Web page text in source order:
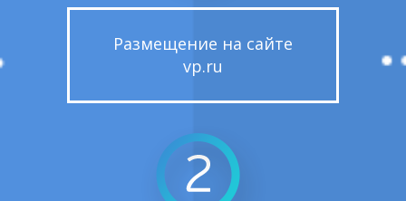
Размещение на сайте
vp.ru